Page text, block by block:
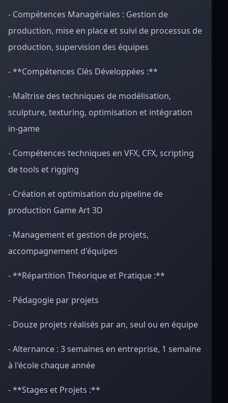
- Compétences Managériales : Gestion de
production, mise en place et suivi de processus de
production, supervision des équipes
- **Compétences Clés Développées :**
- Maîtrise des techniques de modélisation,
sculpture, texturing, optimisation et intégration
in-game
- Compétences techniques en VFX, CFX, scripting
de tools et rigging
- Création et optimisation du pipeline de
production Game Art 3D
- Management et gestion de projets,
accompagnement d'équipes
- **Répartition Théorique et Pratique :**
- Pédagogie par projets
- Douze projets réalisés par an, seul ou en équipe
- Alternance : 3 semaines en entreprise, 1 semaine
à l'école chaque année
- **Stages et Projets :**